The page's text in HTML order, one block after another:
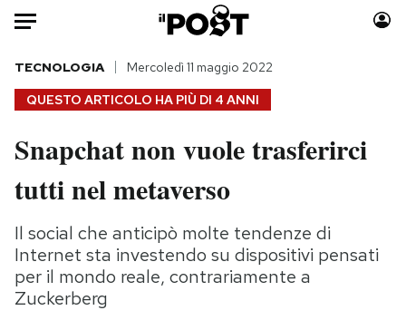
Auto
HOME
Italia
Politica
Tecnologia
Internet
Scienza
Cultura
Moda
Storie/Idee
Ok Boomer!
Media
QUESTO ARTICOLO HA PIÙ DI 4 ANNI
TECNOLOGIA Mercoledì 11 maggio 2022
Snapchat non vuole trasferirci
tutti nel metaverso
Il social che anticipò molte tendenze di
Internet sta investendo su dispositivi pensati
per il mondo reale, contrariamente a
Zuckerberg